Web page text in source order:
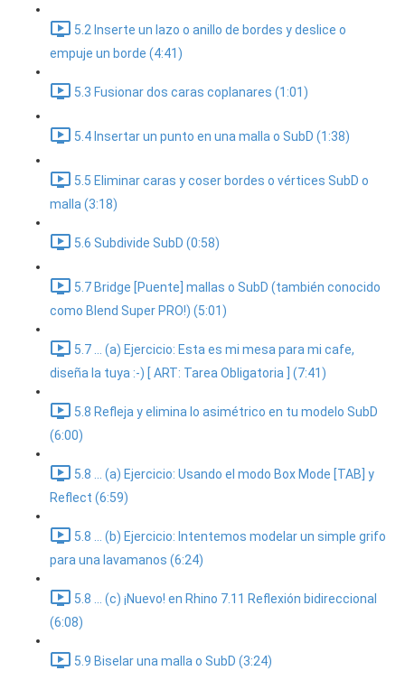
5.2 Inserte un lazo o anillo de bordes y deslice o
empuje un borde (4:41)
5.3 Fusionar dos caras coplanares (1:01)
5.4 Insertar un punto en una malla o SubD (1:38)
5.5 Eliminar caras y coser bordes o vértices SubD o
malla (3:18)
5.6 Subdivide SubD (0:58)
5.7 Bridge [Puente] mallas o SubD (también conocido
como Blend Super PRO!) (5:01)
5.7 ... (a) Ejercicio: Esta es mi mesa para mi cafe,
diseña la tuya :-) [ ART: Tarea Obligatoria ] (7:41)
5.8 Refleja y elimina lo asimétrico en tu modelo SubD
(6:00)
5.8 ... (a) Ejercicio: Usando el modo Box Mode [TAB] y
Reflect (6:59)
5.8 ... (b) Ejercicio: Intentemos modelar un simple grifo
para una lavamanos (6:24)
5.8 ... (c) ¡Nuevo! en Rhino 7.11 Reflexión bidireccional
(6:08)
5.9 Biselar una malla o SubD (3:24)